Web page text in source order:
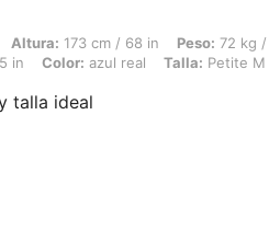
cm / 68 in, Peso: 72 kg / 159 lbs,
Altura: 173 cm / 68 in Peso: 72 kg
in Color: azul real Talla: Petite M
talla ideal